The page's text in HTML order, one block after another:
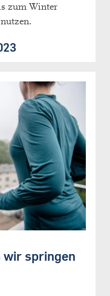
zum Winter
wir springen